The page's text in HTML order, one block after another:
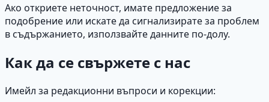
Ако откриете неточност, имате предложение за
подобрение или искате да сигнализирате за проблем
в съдържанието, използвайте данните по-долу.
Как да се свържете с нас
Имейл за редакционни въпроси и корекции: